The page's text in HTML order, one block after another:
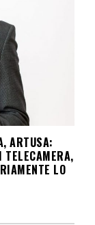
ARTUSA:
TELECAMERA,
LO